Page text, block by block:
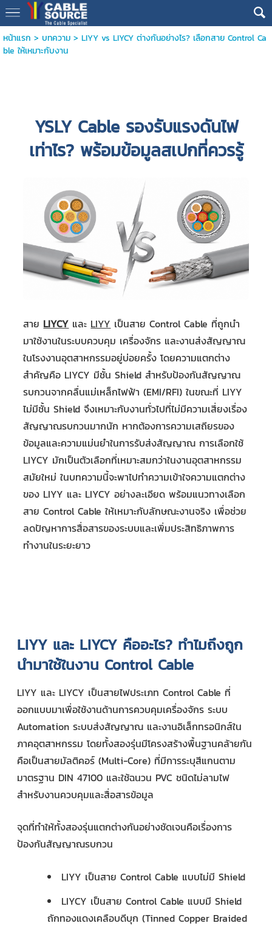
หน้าแรก > บทความ> LIYY vs LIYCY ต่างกันอย่างไร? เลือกสาย Control Ca
ble ให้เหมาะกับงาน
YSLY Cable รองรับแรงดันไฟ
เท่าไร? พร้อมข้อมูลสเปกที่ควรรู้
สาย LIYCY และ LIYY เป็นสาย Control Cable ที่ถูกนำ
มาใช้งานในระบบควบคุม เครื่องจักร และงานส่งสัญญาณ
ในโรงงานอุตสาหกรรมอยู่บ่อยครั้ง โดยความแตกต่าง
สำคัญคือ LIYCY มีชั้น Shield สำหรับป้องกันสัญญาณ
รบกวนจากคลื่นแม่เหล็กไฟฟ้า (EMI/RFI) ในขณะที่ LIYY
ไม่มีชั้น Shield จึงเหมาะกับงานทั่วไปที่ไม่มีความเสี่ยงเรื่อง
สัญญาณรบกวนมากนัก หากต้องการความเสถียรของ
ข้อมูลและความแม่นยำในการรับส่งสัญญาณ การเลือกใช้
LIYCY มักเป็นตัวเลือกที่เหมาะสมกว่าในงานอุตสาหกรรม
สมัยใหม่ ในบทความนี้จะพาไปทำความเข้าใจความแตกต่าง
ของ LIYY และ LIYCY อย่างละเอียด พร้อมแนวทางเลือก
สาย Control Cable ให้เหมาะกับลักษณะงานจริง เพื่อช่วย
ลดปัญหาการสื่อสารของระบบและเพิ่มประสิทธิภาพการ
ทำงานในระยะยาว
LIYY และ LIYCY คืออะไร? ทำไมถึงถูก
นำมาใช้ในงาน Control Cable
LIYY และ LIYCY เป็นสายไฟประเภท Control Cable ที่
ออกแบบมาเพื่อใช้งานด้านการควบคุมเครื่องจักร ระบบ
Automation ระบบส่งสัญญาณ และงานอิเล็กทรอนิกส์ใน
ภาคอุตสาหกรรม โดยทั้งสองรุ่นมีโครงสร้างพื้นฐานคล้ายกัน
คือเป็นสายมัลติคอร์ (Multi-Core) ที่มีการระบุสีแกนตาม
มาตรฐาน DIN 47100 และใช้ฉนวน PVC ชนิดไม่ลามไฟ
สำหรับงานควบคุมและสื่อสารข้อมูล
จุดที่ทำให้ทั้งสองรุ่นแตกต่างกันอย่างชัดเจนคือเรื่องการ
ป้องกันสัญญาณรบกวน
LIYY เป็นสาย Control Cable แบบไม่มี Shield
LIYCY เป็นสาย Control Cable แบบมี Shield
ถักทองแดงเคลือบดีบุก (Tinned Copper Braided